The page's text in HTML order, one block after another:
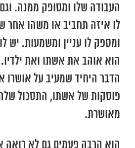
העבודה שלו ומסופק ממנה.
לו איזה תחביב או משהו אחר
ומספק לו עניין ומשמעות.
הוא אוהב את אשתו ואת
הדבר היחיד שמעיב על אושרו
פוסקות של אשתו, התסכול
מאושרת.